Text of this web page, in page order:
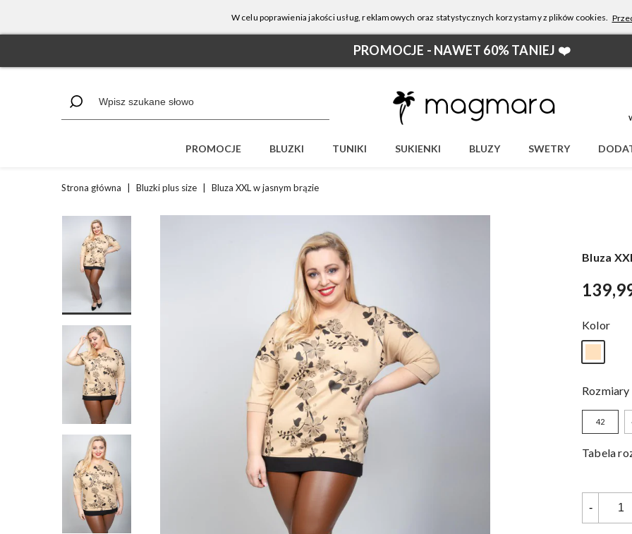
W celu poprawienia jakości usług, reklamowych oraz statystycznych korzystamy z plików cookies.
PROMOCJE - NAWET 60% TANIEJ ❤️
PROMOCJE BLUZKI TUNIKI SUKIENKI BLUZY SWETRY
Strona główna Bluzki plus size Bluza XXL w jasnym brązie
Bluza
Kolor
Rozmiary
42
Tabela
-